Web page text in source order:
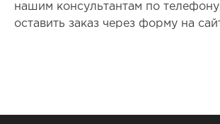
нашим консультантам по
оставить заказ через форму на